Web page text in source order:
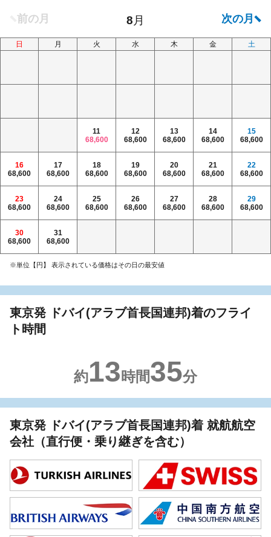
日 月 火 水 木 金 土
11
68,600
12
68,600
13
68,600
14
68,600
15
68,600
16
68,600
17
68,600
18
68,600
19
68,600
20
68,600
21
68,600
22
68,600
23
68,600
24
68,600
25
68,600
26
68,600
27
68,600
28
68,600
29
68,600
30
68,600
31
68,600
※単位【円】 表示されている価格はその日の最安値
東京発 ドバイ(アラブ首長国連邦)着のフライ
ト時間
約13 時間35分
東京発 ドバイ(アラブ首長国連邦)着 就航航空
会社（直行便・乗り継ぎを含む）